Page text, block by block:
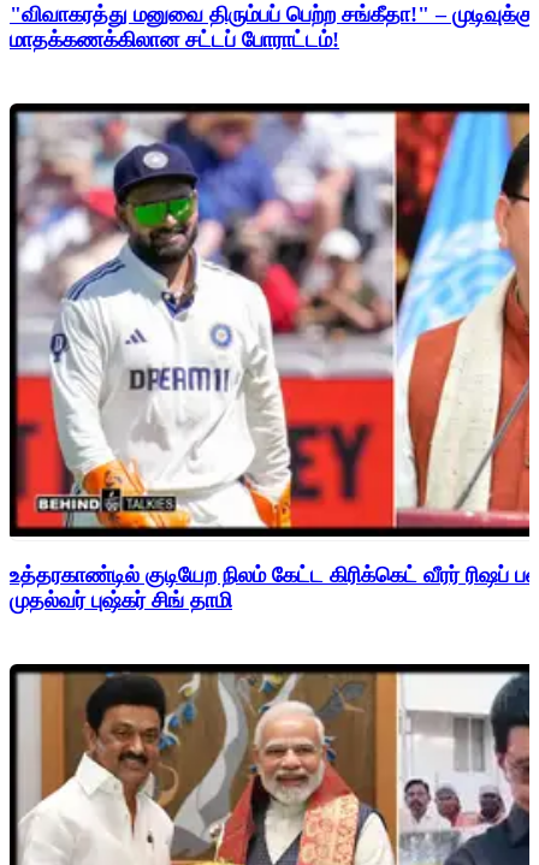
"விவாகரத்து மனுவை திரும்பப் பெற்ற சங்கீதா!" –
மாதக்கணக்கிலான சட்டப் போராட்டம்!
உத்தரகாண்டில் குடியேற நிலம் கேட்ட கிரிக்கெட் வீரர்
முதல்வர் புஷ்கர் சிங் தாமி